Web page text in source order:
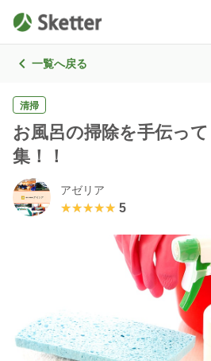
一覧へ戻る
清掃
お風呂の掃除を手伝っ
集！！
アゼリア
★★★★★
★★★★★ 5